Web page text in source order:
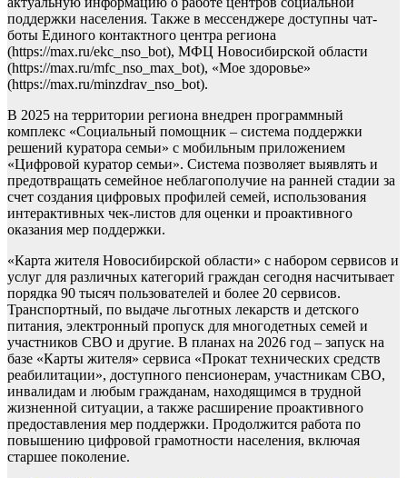
поддержки населения. Также в мессенджере доступны чат-
боты Единого контактного центра региона
(https://max.ru/ekc_nso_bot), МФЦ Новосибирской области
(https://max.ru/mfc_nso_max_bot), «Мое здоровье»
(https://max.ru/minzdrav_nso_bot).
В 2025 на территории региона внедрен программный
комплекс «Социальный помощник – система поддержки
решений куратора семьи» с мобильным приложением
«Цифровой куратор семьи». Система позволяет выявлять и
предотвращать семейное неблагополучие на ранней стадии за
счет создания цифровых профилей семей, использования
интерактивных чек-листов для оценки и проактивного
оказания мер поддержки.
«Карта жителя Новосибирской области» с набором сервисов и
услуг для различных категорий граждан сегодня насчитывает
порядка 90 тысяч пользователей и более 20 сервисов.
Транспортный, по выдаче льготных лекарств и детского
питания, электронный пропуск для многодетных семей и
участников СВО и другие. В планах на 2026 год – запуск на
базе «Карты жителя» сервиса «Прокат технических средств
реабилитации», доступного пенсионерам, участникам СВО,
инвалидам и любым гражданам, находящимся в трудной
жизненной ситуации, а также расширение проактивного
предоставления мер поддержки. Продолжится работа по
повышению цифровой грамотности населения, включая
старшее поколение.